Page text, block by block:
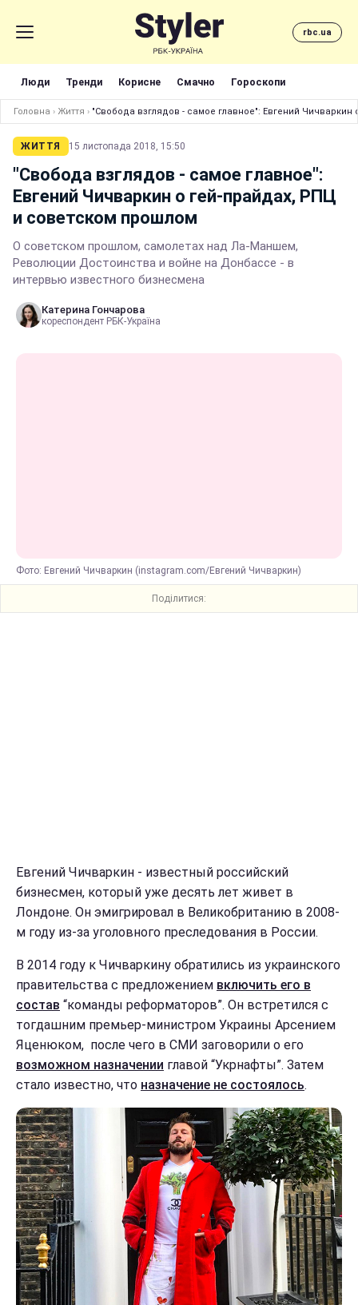
rbc.ua
Люди Тренди Корисне Смачно Гороскопи
Головна › Життя › "Свобода взглядов - самое главное": Евгений
ЖИТТЯ 15 листопада 2018, 15:50
"Свобода взглядов - самое главное":
Евгений Чичваркин о гей-прайдах, РПЦ
и советском прошлом
О советском прошлом, самолетах над Ла-Маншем,
Революции Достоинства и войне на Донбассе - в
интервью известного бизнесмена
Катерина Гончарова
кореспондент РБК-Україна
Фото: Евгений Чичваркин (instagram.com/Евгений Чичваркин)
Поділитися:
Евгений Чичваркин - известный российский
бизнесмен, который уже десять лет живет в
Лондоне. Он эмигрировал в Великобританию в 2008-
м году из-за уголовного преследования в России.
В 2014 году к Чичваркину обратились из украинского
правительства с предложением включить его в
состав “команды реформаторов”. Он встретился с
тогдашним премьер-министром Украины Арсением
Яценюком, после чего в СМИ заговорили о его
возможном назначении главой “Укрнафты”. Затем
стало известно, что назначение не состоялось.